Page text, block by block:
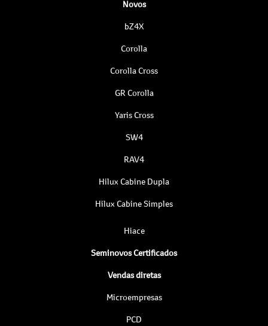
Novos
bZ4X
Corolla
Corolla Cross
GR Corolla
Yaris Cross
SW4
RAV4
Hilux Cabine Dupla
Hilux Cabine Simples
Hiace
Seminovos Certificados
Vendas diretas
Microempresas
PCD